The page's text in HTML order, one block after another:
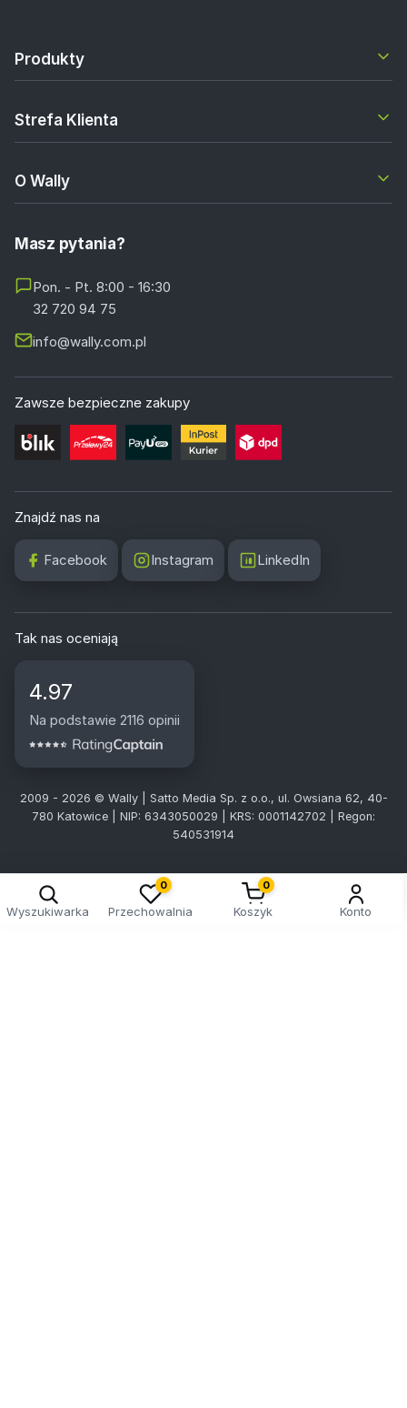
Produkty
Strefa Klienta
O Wally
Masz pytania?
Pon. - Pt. 8:00 - 16:30
32 720 94 75
info@wally.com.pl
Zawsze bezpieczne zakupy
Znajdź nas na
Facebook Instagram LinkedIn
Tak nas oceniają
4.97
Na podstawie 2116 opinii
2009 - 2026 © Wally | Satto Media Sp. z o.o., ul. Owsiana 62, 40-
780 Katowice | NIP: 6343050029 | KRS: 0001142702 | Regon:
540531914
Wyszukiwarka
0
Przechowalnia
0
Koszyk Konto